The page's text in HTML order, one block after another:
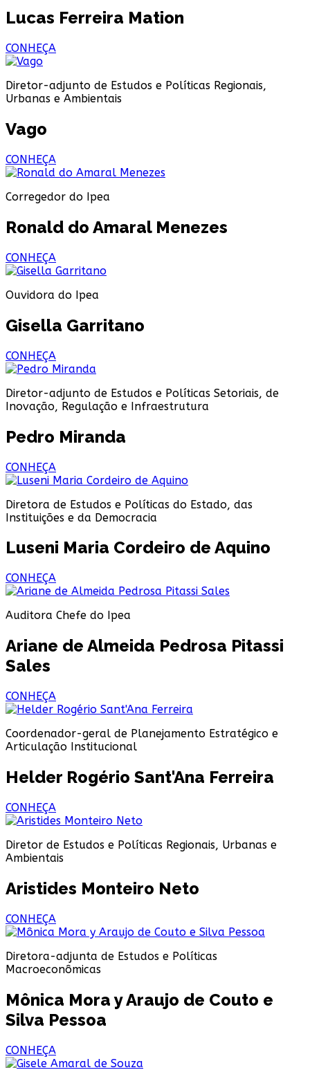
Lucas Ferreira Mation
CONHEÇA
Diretor-adjunto de Estudos e Políticas Regionais,
Urbanas e Ambientais
Vago
CONHEÇA
Corregedor do Ipea
Ronald do Amaral Menezes
CONHEÇA
Ouvidora do Ipea
Gisella Garritano
CONHEÇA
Diretor-adjunto de Estudos e Políticas Setoriais, de
Inovação, Regulação e Infraestrutura
Pedro Miranda
CONHEÇA
Diretora de Estudos e Políticas do Estado, das
Instituições e da Democracia
Luseni Maria Cordeiro de Aquino
CONHEÇA
Auditora Chefe do Ipea
Ariane de Almeida Pedrosa Pitassi
Sales
CONHEÇA
Coordenador-geral de Planejamento Estratégico e
Articulação Institucional
Helder Rogério Sant'Ana Ferreira
CONHEÇA
Diretor de Estudos e Políticas Regionais, Urbanas e
Ambientais
Aristides Monteiro Neto
CONHEÇA
Diretora-adjunta de Estudos e Políticas
Macroeconômicas
Mônica Mora y Araujo de Couto e
Silva Pessoa
CONHEÇA